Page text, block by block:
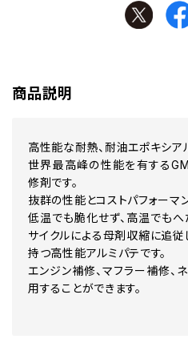
商品説明
高性能な耐熱、耐油エポキシア
世界最高峰の性能を有する
修剤です。
抜群の性能とコストパフォーマ
低温でも脆化せず、高温でも
サイクルによる母剤収縮に追従
持つ高性能アルミパテです。
エンジン補修、マフラー補修
用することができます。